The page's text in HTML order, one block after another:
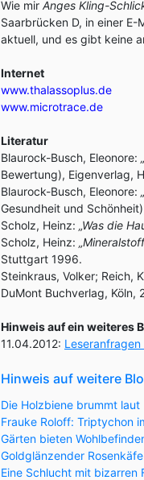
Wie mir Anges Kling-
Saarbrücken D, in einer
aktuell, und es gibt keine
Internet
www.thalassoplus.de
www.microtrace.de
Literatur
Blaurock-Busch, Eleonore:
Bewertung), Eigenverlag,
Blaurock-Busch, Eleonore:
Gesundheit und
Scholz, Heinz: „Was die
Scholz, Heinz:
Stuttgart 1996.
Steinkraus, Volker; Reich,
DuMont Buchverlag, Köln,
Hinweis auf ein weiteres
11.04.2012: Leseranfragen
Hinweis auf weitere
Die Holzbiene brummt
Frauke Roloff: Triptychon
Gärten bieten
Goldglänzender
Eine Schlucht mit bizarren